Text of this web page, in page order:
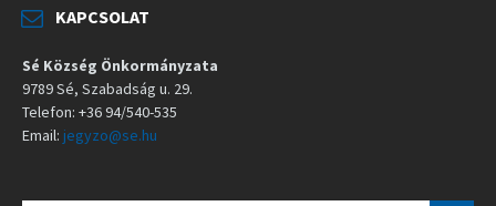
KAPCSOLAT
Sé Község Önkormányzata
9789 Sé, Szabadság u. 29.
Telefon: +36 94/540-535
Email: jegyzo@se.hu